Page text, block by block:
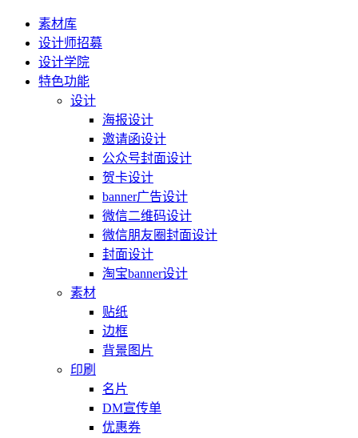
素材库
设计师招募
设计学院
特色功能
设计
海报设计
邀请函设计
公众号封面设计
贺卡设计
banner广告设计
微信二维码设计
微信朋友圈封面设计
封面设计
淘宝banner设计
素材
贴纸
边框
背景图片
印刷
名片
DM宣传单
优惠券